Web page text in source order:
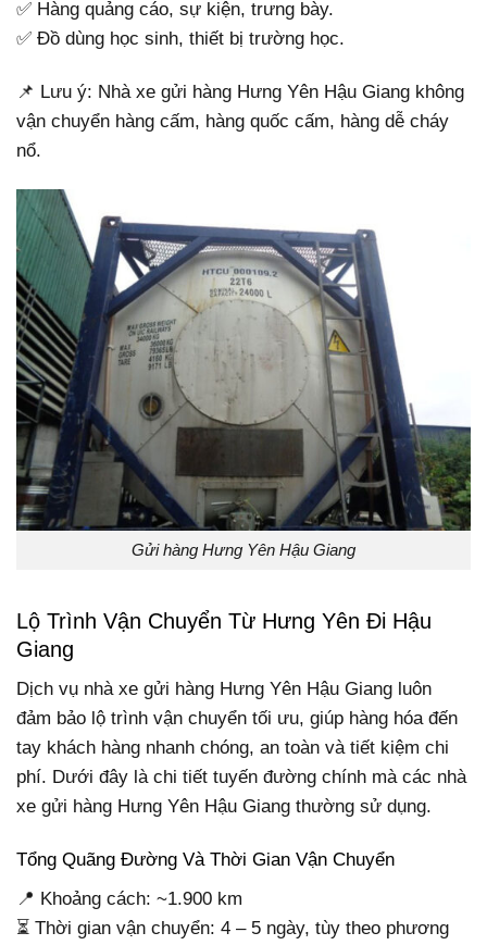
✅ Hàng quảng cáo, sự kiện, trưng bày.
✅ Đồ dùng học sinh, thiết bị trường học.
📌 Lưu ý: Nhà xe gửi hàng Hưng Yên Hậu Giang không
vận chuyển hàng cấm, hàng quốc cấm, hàng dễ cháy
nổ.
Gửi hàng Hưng Yên Hậu Giang
Lộ Trình Vận Chuyển Từ Hưng Yên Đi Hậu
Giang
Dịch vụ nhà xe gửi hàng Hưng Yên Hậu Giang luôn
đảm bảo lộ trình vận chuyển tối ưu, giúp hàng hóa đến
tay khách hàng nhanh chóng, an toàn và tiết kiệm chi
phí. Dưới đây là chi tiết tuyến đường chính mà các nhà
xe gửi hàng Hưng Yên Hậu Giang thường sử dụng.
Tổng Quãng Đường Và Thời Gian Vận Chuyển
📍 Khoảng cách: ~1.900 km
⏳ Thời gian vận chuyển: 4 – 5 ngày, tùy theo phương